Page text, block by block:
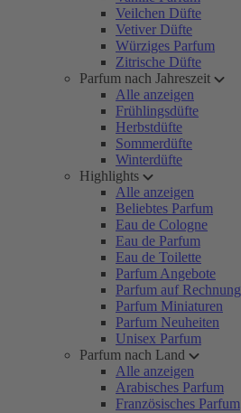
Veilchen Düfte
Vetiver Düfte
Würziges Parfum
Zitrische Düfte
Parfum nach Jahreszeit
Alle anzeigen
Frühlingsdüfte
Herbstdüfte
Sommerdüfte
Winterdüfte
Highlights
Alle anzeigen
Beliebtes Parfum
Eau de Cologne
Eau de Parfum
Eau de Toilette
Parfum Angebote
Parfum auf Rechnung
Parfum Miniaturen
Parfum Neuheiten
Unisex Parfum
Parfum nach Land
Alle anzeigen
Arabisches Parfum
Französisches Parfum